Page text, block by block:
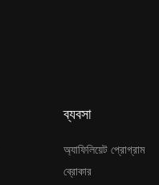
ব্যবসা
অ্যাফিলিয়েট প্রোগ্রাম
ব্রোকার